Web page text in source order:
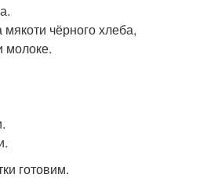
чёрного хлеба,
молоке.
готовим.